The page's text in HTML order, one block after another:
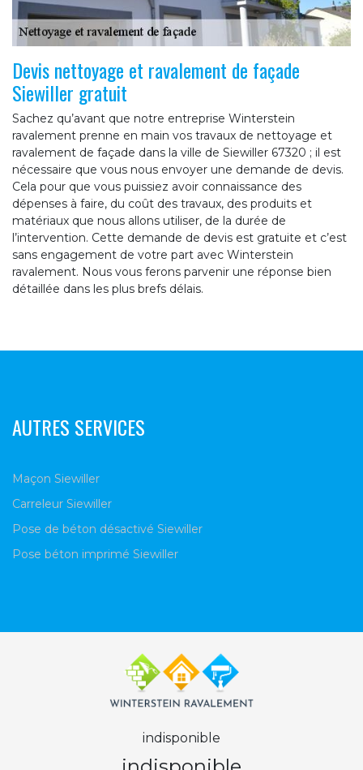
Devis nettoyage et ravalement de façade
Siewiller gratuit
Sachez qu’avant que notre entreprise Winterstein
ravalement prenne en main vos travaux de nettoyage et
ravalement de façade dans la ville de Siewiller 67320 ; il est
nécessaire que vous nous envoyer une demande de devis.
Cela pour que vous puissiez avoir connaissance des
dépenses à faire, du coût des travaux, des produits et
matériaux que nous allons utiliser, de la durée de
l’intervention. Cette demande de devis est gratuite et c’est
sans engagement de votre part avec Winterstein
ravalement. Nous vous ferons parvenir une réponse bien
détaillée dans les plus brefs délais.
AUTRES SERVICES
Maçon Siewiller
Carreleur Siewiller
Pose de béton désactivé Siewiller
Pose béton imprimé Siewiller
indisponible